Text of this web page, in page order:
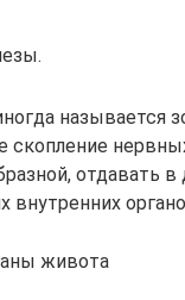
называется
скопление
отдавать в
внутренних
живота